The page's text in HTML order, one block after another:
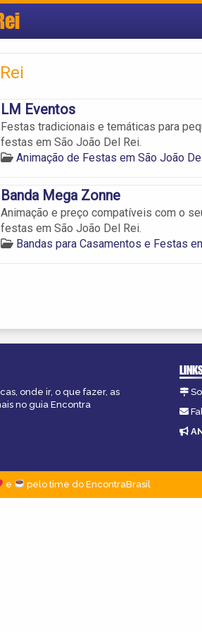
LM Eventos
Festas tradicionais e temáticas para
festas em São João Del Rei.
Animação de Festas em São João
Banda Mega Zonne
Animação e preço compatíveis com o
festas em São João Del Rei.
Bandas para Casamentos e Festas
onde ir, o que fazer, as
no guia Encontra
e pelo time do EncontraBrasil